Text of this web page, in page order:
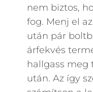
nem biztos,
fog. Menj el
után pár
árfekvés
hallgass meg
után. Az így